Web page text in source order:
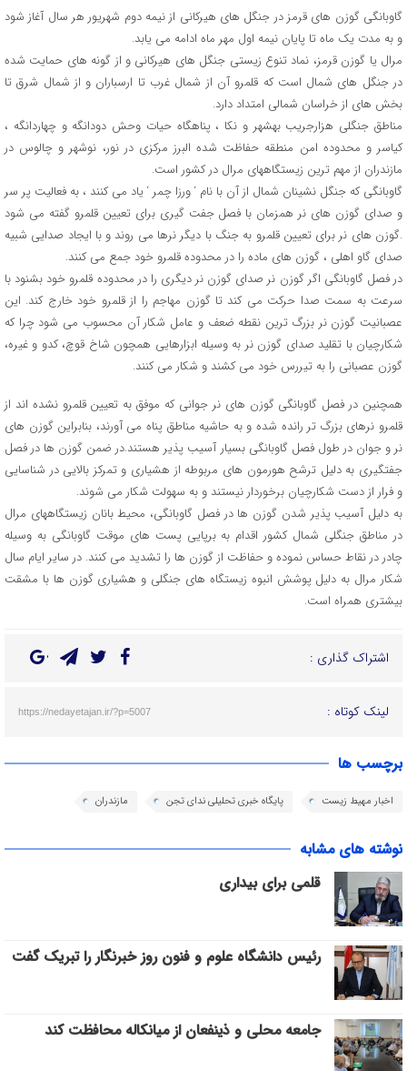
گاوبانگی گوزن های قرمز در جنگل های هیرکانی از نیمه دوم شهریور هر سال آغاز شود
و به مدت یک ماه تا پایان نیمه اول مهر ماه ادامه می یابد.
مرال یا گوزن قرمز، نماد تنوع زیستی جنگل های هیرکانی و از گونه های حمایت شده
در جنگل های شمال است که قلمرو آن از شمال غرب تا ارسباران و از شمال شرق تا
بخش های از خراسان شمالی امتداد دارد.
مناطق جنگلی هزارجریب بهشهر و نکا ، پناهگاه حیات وحش دودانگه و چهاردانگه ،
کیاسر و محدوده امن منطقه حفاظت شده البرز مرکزی در نور، نوشهر و چالوس در
مازندران از مهم ترین زیستگاههای مرال در کشور است.
گاوبانگی که جنگل نشینان شمال از آن با نام ‘ ورزا چمر ‘ یاد می کنند ، به فعالیت پر سر
و صدای گوزن های نر همزمان با فصل جفت گیری برای تعیین قلمرو گفته می شود
.گوزن های نر برای تعیین قلمرو به جنگ با دیگر نرها می روند و با ایجاد صدایی شبیه
صدای گاو اهلی ، گوزن های ماده را در محدوده قلمرو خود جمع می کنند.
در فصل گاوبانگی اگر گوزن نر صدای گوزن نر دیگری را در محدوده قلمرو خود بشنود با
سرعت به سمت صدا حرکت می کند تا گوزن مهاجم را از قلمرو خود خارج کند. این
عصبانیت گوزن نر بزرگ ترین نقطه ضعف و عامل شکار آن محسوب می شود چرا که
شکارچیان با تقلید صدای گوزن نر به وسیله ابزارهایی همچون شاخ قوچ، کدو و غیره،
گوزن عصبانی را به تیررس خود می کشند و شکار می کنند.
همچنین در فصل گاوبانگی گوزن های نر جوانی که موفق به تعیین قلمرو نشده اند از
قلمرو نرهای بزرگ تر رانده شده و به حاشیه مناطق پناه می آورند، بنابراین گوزن های
نر و جوان در طول فصل گاوبانگی بسیار آسیب پذیر هستند.در ضمن گوزن ها در فصل
جفتگیری به دلیل ترشح هورمون های مربوطه از هشیاری و تمرکز بالایی در شناسایی
و فرار از دست شکارچیان برخوردار نیستند و به سهولت شکار می شوند.
به دلیل آسیب پذیر شدن گوزن ها در فصل گاوبانگی، محیط بانان زیستگاههای مرال
در مناطق جنگلی شمال کشور اقدام به برپایی پست های موقت گاوبانگی به وسیله
چادر در نقاط حساس نموده و حفاظت از گوزن ها را تشدید می کنند. در سایر ایام سال
شکار مرال به دلیل پوشش انبوه زیستگاه های جنگلی و هشیاری گوزن ها با مشقت
بیشتری همراه است.
اشتراک گذاری :
لینک کوتاه : https://nedayetajan.ir/?p=5007
برچسب ها
اخبار مهیط زیست پایگاه خبری تحلیلی ندای تجن مازندران
نوشته های مشابه
قلمی برای بیداری
رئیس دانشگاه علوم و فنون روز خبرنگار را تبریک گفت
جامعه محلی و ذینفعان از میانکاله محافظت کند